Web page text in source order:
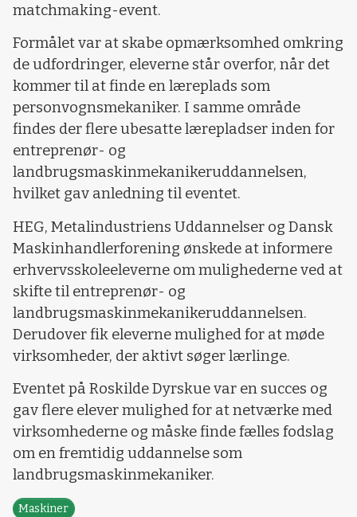
matchmaking-event.
Formålet var at skabe opmærksomhed omkring
de udfordringer, eleverne står overfor, når det
kommer til at finde en læreplads som
personvognsmekaniker. I samme område
findes der flere ubesatte lærepladser inden for
entreprenør- og
landbrugsmaskinmekanikeruddannelsen,
hvilket gav anledning til eventet.
HEG, Metalindustriens Uddannelser og Dansk
Maskinhandlerforening ønskede at informere
erhvervsskoleeleverne om mulighederne ved at
skifte til entreprenør- og
landbrugsmaskinmekanikeruddannelsen.
Derudover fik eleverne mulighed for at møde
virksomheder, der aktivt søger lærlinge.
Eventet på Roskilde Dyrskue var en succes og
gav flere elever mulighed for at netværke med
virksomhederne og måske finde fælles fodslag
om en fremtidig uddannelse som
landbrugsmaskinmekaniker.
Maskiner